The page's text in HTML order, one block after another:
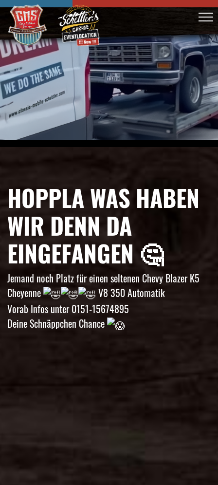
HOPPLA WAS HABEN
WIR DENN DA
EINGEFANGEN 🤔
Jemand noch Platz für einen seltenen Chevy Blazer K5
Cheyenne
V8 350 Automatik
Vorab Infos unter 0151-15674895
Deine Schnäppchen Chance